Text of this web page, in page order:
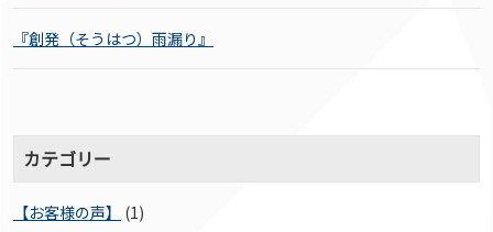
『創発（そうはつ）雨漏り』
カテゴリー
【お客様の声】 (1)